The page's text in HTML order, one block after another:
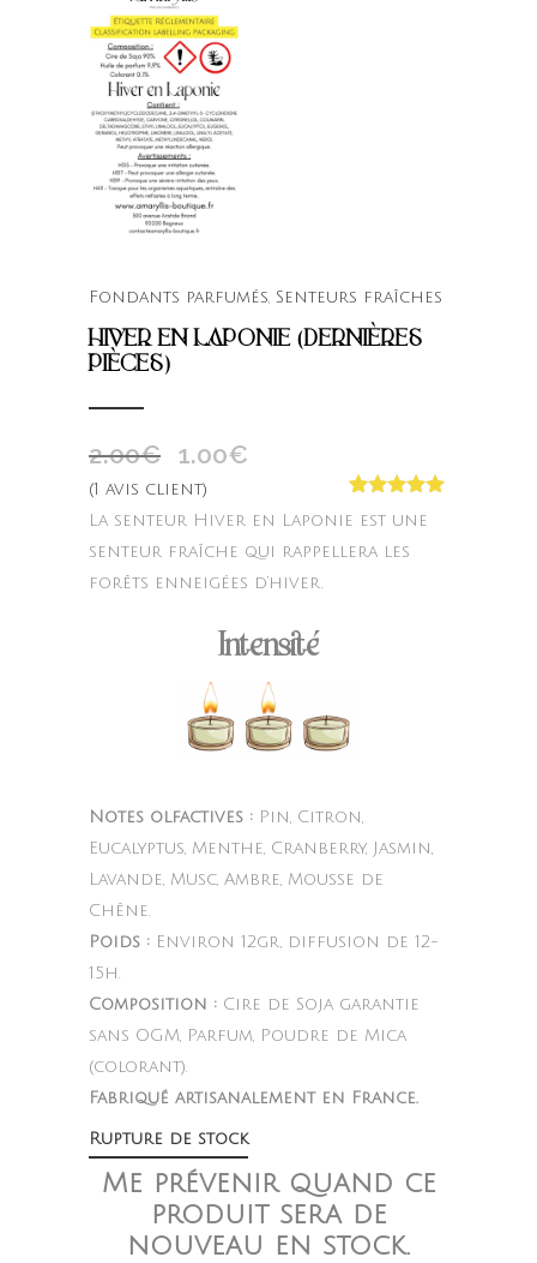
Fondants parfumés Senteurs fraîches
HIVER EN LAPONIE (DERNIÈRES
PIÈCES)
2.00€
Le
prix
initial
était :
2.00€.
1.00€
actuel
est :
1.00€.
sur 5
basé sur
(1 avis client)
La senteur Hiver en Laponie est une
senteur fraîche qui rappellera les
forêts enneigées d’hiver.
Intensité
Notes olfactives : Pin, Citron,
Eucalyptus, Menthe, Cranberry, Jasmin,
Lavande, Musc, Ambre, Mousse de
Chêne.
Poids : Environ 12gr, diffusion de 12-
15h.
Composition : Cire de Soja garantie
sans OGM, Parfum, Poudre de Mica
(colorant).
Fabriqué artisanalement en France.
Rupture de stock
Me prévenir quand ce
produit sera de
nouveau en stock.